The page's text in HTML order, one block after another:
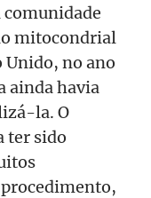
comunidade
mitocondrial
Unido, no ano
ainda havia
la. O
ter sido